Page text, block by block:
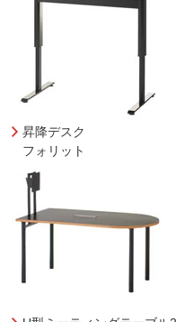
昇降デスク
フォリット